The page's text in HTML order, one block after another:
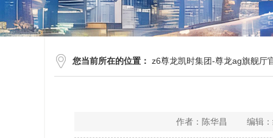
您当前所在的位置： z6尊龙凯时集团-尊龙ag旗舰厅
作者：陈华昌 编辑